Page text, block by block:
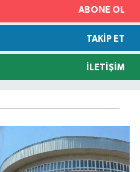
ABONE OL
TAKIP ET
İLETIŞIM